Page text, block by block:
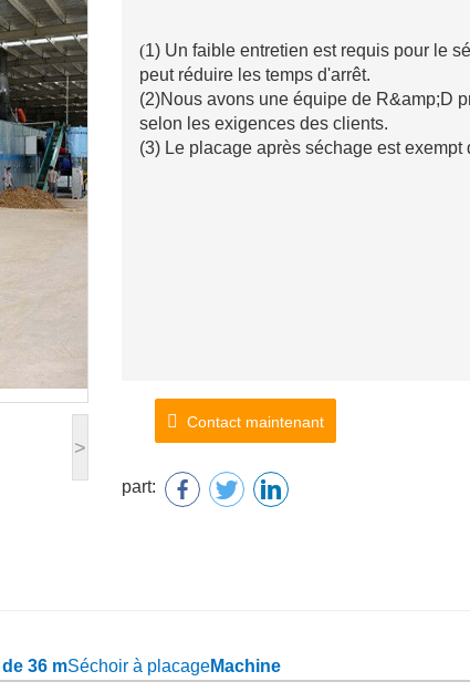
>
(1) Un faible entretien est requis pour le
peut réduire les temps d'arrêt.
(2)Nous avons une équipe de R&amp;D
selon les exigences des clients.
(3) Le placage après séchage est
Contact maintenant
part:
36 mSéchoir à placageMachine